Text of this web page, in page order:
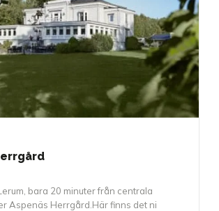
bara 20 minuter från centrala
Aspenäs Herrgård.Här finns det ni